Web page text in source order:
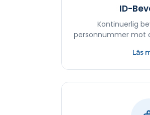
ID-
Kontinuerlig
personnummer mot
Läs